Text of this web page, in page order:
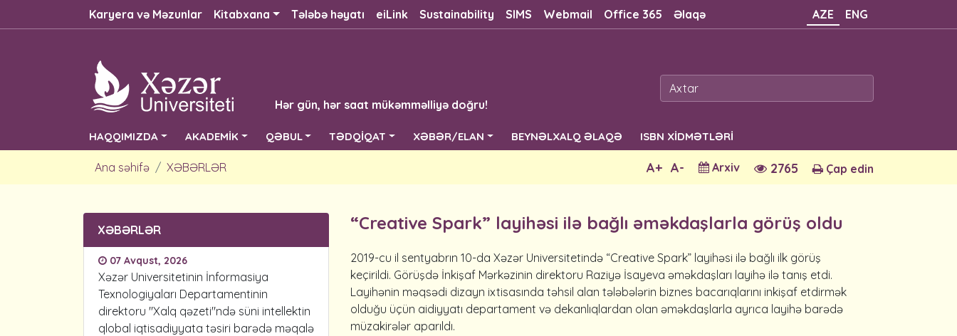
Karyera və Məzunlar Kitabxana Tələbə həyatı eiLink Sustainability SIMS Webmail Office 365 Əlaqə AZE ENG
Hər gün, hər saat mükəmməlliyə doğru!
HAQQIMIZDA AKADEMİK QƏBUL TƏDQİQAT XƏBƏR/ELAN BEYNƏLXALQ ƏLAQƏ ISBN XİDMƏTLƏRİ
Ana səhifə XƏBƏRLƏR Çap edin
2765
Arxiv
A-
A+
XƏBƏRLƏR
07 Avqust, 2026
Xəzər Universitetinin İnformasiya
Texnologiyaları Departamentinin
direktoru "Xalq qəzeti"ndə süni intellektin
qlobal iqtisadiyyata təsiri barədə məqalə
“Creative Spark” layihəsi ilə bağlı əməkdaşlarla görüş oldu
2019-cu il sentyabrın 10-da Xəzər Universitetində “Creative Spark” layihəsi ilə bağlı ilk görüş
keçirildi. Görüşdə İnkişaf Mərkəzinin direktoru Raziyə İsayeva əməkdaşları layihə ilə tanış etdi.
Layihənin məqsədi dizayn ixtisasında təhsil alan tələbələrin biznes bacarıqlarını inkişaf etdirmək
olduğu üçün aidiyyatı departament və dekanlıqlardan olan əməkdaşlarla ayrıca layihə barədə
müzakirələr aparıldı.